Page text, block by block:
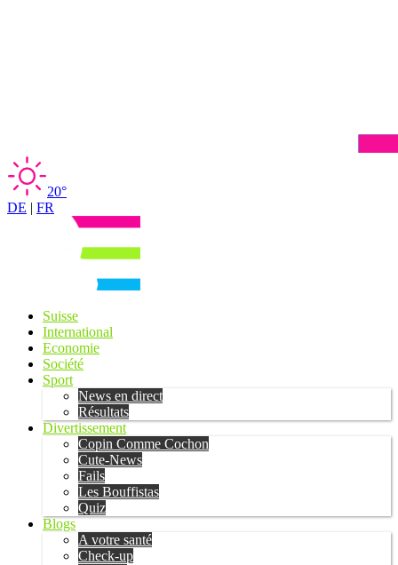
20°
DE | FR
Suisse
International
Economie
Société
Sport
News en direct
Résultats
Divertissement
Copin Comme Cochon
Cute-News
Fails
Les Bouffistas
Quiz
Blogs
A votre santé
Check-up